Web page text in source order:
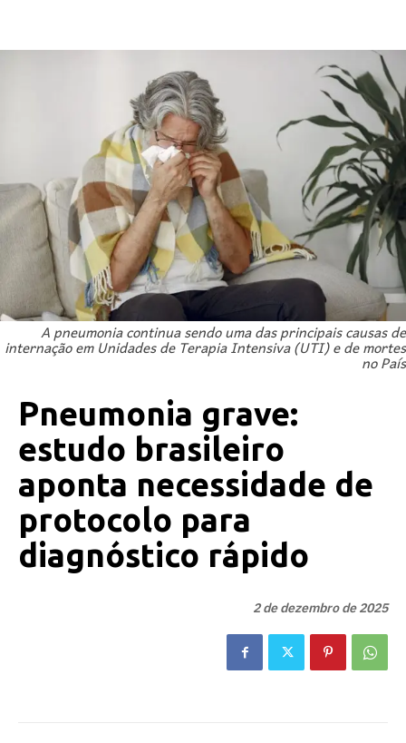
A pneumonia continua sendo uma das principais causas de
internação em Unidades de Terapia Intensiva (UTI) e de mortes
no País
Pneumonia grave:
estudo brasileiro
aponta necessidade de
protocolo para
diagnóstico rápido
2 de dezembro de 2025